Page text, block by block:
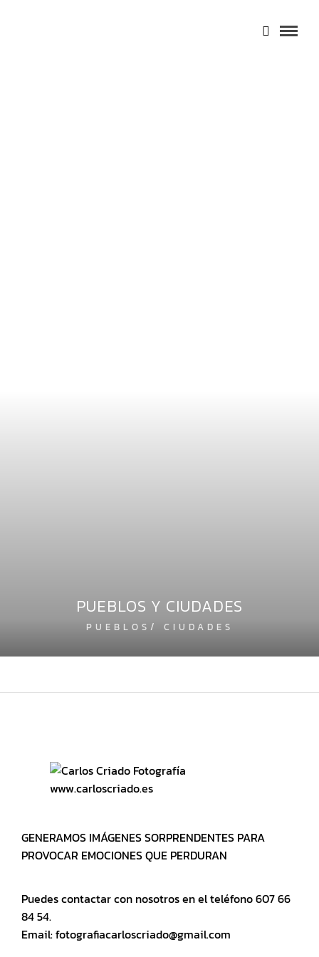
PUEBLOS Y CIUDADES
PUEBLOS/ CIUDADES
www.carloscriado.es
GENERAMOS IMÁGENES SORPRENDENTES PARA
PROVOCAR EMOCIONES QUE PERDURAN
Puedes contactar con nosotros en el teléfono 607 66
84 54.
Email: fotografiacarloscriado@gmail.com